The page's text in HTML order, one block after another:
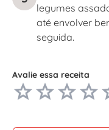
legumes
até envolver
seguida.
Avalie essa receita